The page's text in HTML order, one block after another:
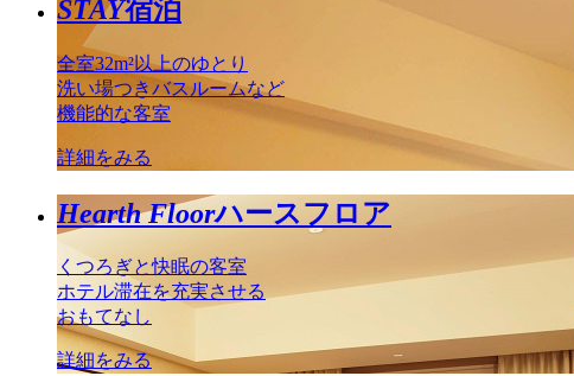
STAY宿泊
全室32m²以上のゆとり
洗い場つきバスルームなど
機能的な客室
詳細をみる
Hearth Floorハースフロア
くつろぎと快眠の客室
ホテル滞在を充実させる
おもてなし
詳細をみる